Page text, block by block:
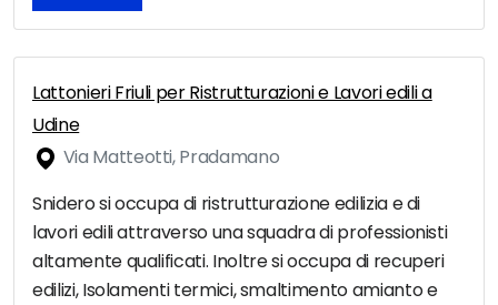
Lattonieri Friuli per Ristrutturazioni e Lavori edili a
Udine
Via Matteotti, Pradamano
Snidero si occupa di ristrutturazione edilizia e di
lavori edili attraverso una squadra di professionisti
altamente qualificati. Inoltre si occupa di recuperi
edilizi, Isolamenti termici, smaltimento amianto e